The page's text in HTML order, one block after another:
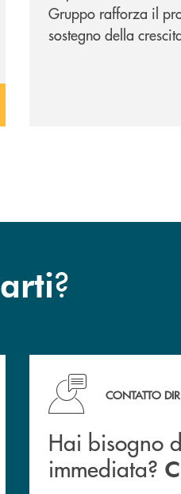
Gruppo rafforza il
sostegno della
?
Rurale.Hai bisogno di
CONTATTO
Hai bisogno
immediata?